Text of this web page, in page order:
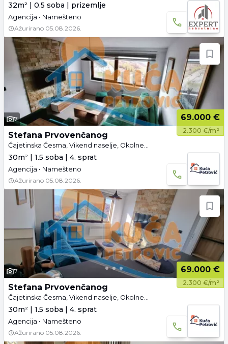
32m² | 0.5 soba | prizemlje
Agencija • Namešteno
Ažurirano 05.08.2026.
7 69.000 €
2.300 €/m²
Stefana Prvovenčanog
Čajetinska Česma, Vikend naselje, Okolne lokacije, Kopaonik
30m² | 1.5 soba | 4. sprat
Agencija • Namešteno
Ažurirano 05.08.2026.
7 69.000 €
2.300 €/m²
Stefana Prvovenčanog
Čajetinska Česma, Vikend naselje, Okolne lokacije, Kopaonik
30m² | 1.5 soba | 4. sprat
Agencija • Namešteno
Ažurirano 05.08.2026.